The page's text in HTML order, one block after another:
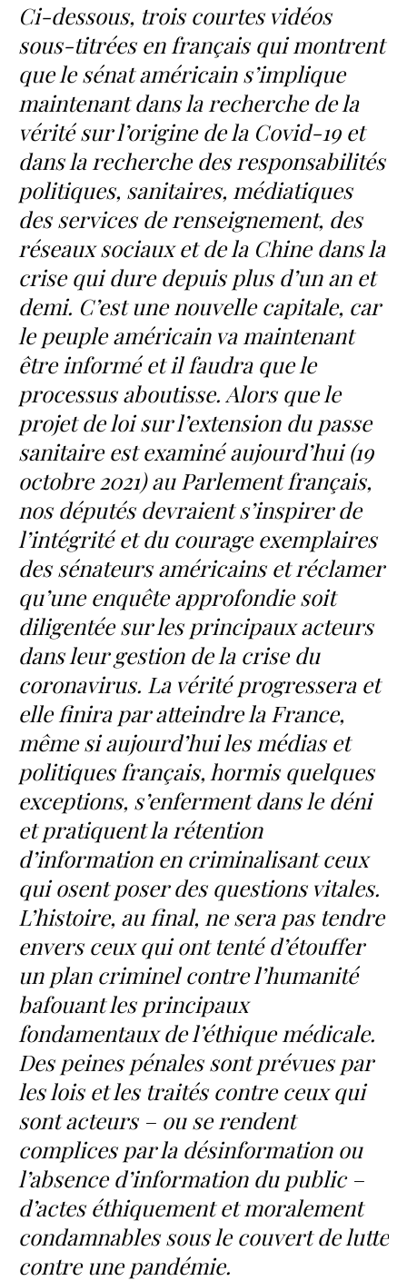
Ci-dessous, trois courtes vidéos
sous-titrées en français qui montrent
que le sénat américain s’implique
maintenant dans la recherche de la
vérité sur l’origine de la Covid-19 et
dans la recherche des responsabilités
politiques, sanitaires, médiatiques
des services de renseignement, des
réseaux sociaux et de la Chine dans la
crise qui dure depuis plus d’un an et
demi. C’est une nouvelle capitale, car
le peuple américain va maintenant
être informé et il faudra que le
processus aboutisse. Alors que le
projet de loi sur l’extension du passe
sanitaire est examiné aujourd’hui (19
octobre 2021) au Parlement français,
nos députés devraient s’inspirer de
l’intégrité et du courage exemplaires
des sénateurs américains et réclamer
qu’une enquête approfondie soit
diligentée sur les principaux acteurs
dans leur gestion de la crise du
coronavirus. La vérité progressera et
elle finira par atteindre la France,
même si aujourd’hui les médias et
politiques français, hormis quelques
exceptions, s’enferment dans le déni
et pratiquent la rétention
d’information en criminalisant ceux
qui osent poser des questions vitales.
L’histoire, au final, ne sera pas tendre
envers ceux qui ont tenté d’étouffer
un plan criminel contre l’humanité
bafouant les principaux
fondamentaux de l’éthique médicale.
Des peines pénales sont prévues par
les lois et les traités contre ceux qui
sont acteurs – ou se rendent
complices par la désinformation ou
l’absence d’information du public –
d’actes éthiquement et moralement
condamnables sous le couvert de lutte
contre une pandémie.